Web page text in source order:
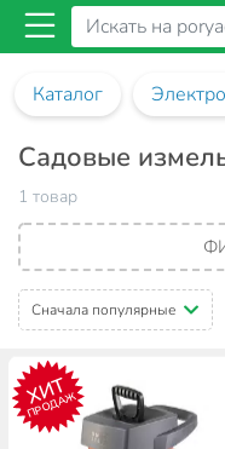
Каталог
Садовые
1 товар
Сначала популярные
ХИТ
ПРОДАЖ